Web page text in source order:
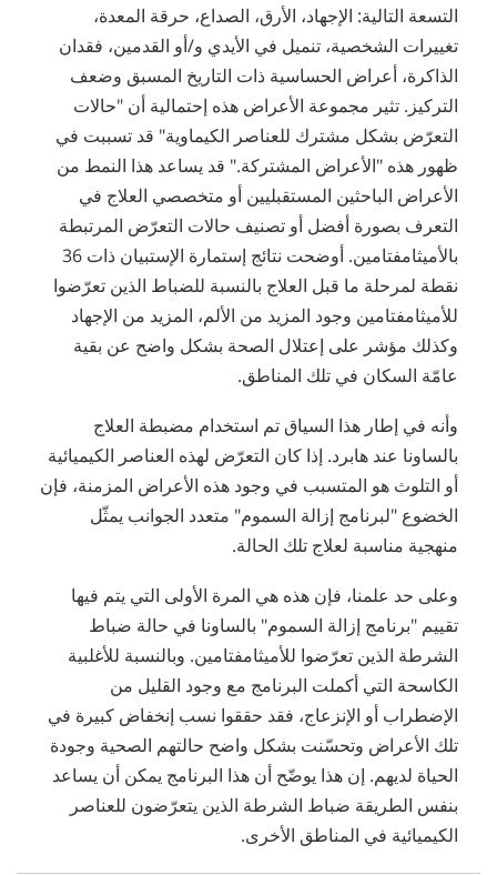
التسعة التالية: الإجهاد، الأرق، الصداع، حرقة المعدة،
تغييرات الشخصية، تنميل في الأيدي و/أو القدمين، فقدان
الذاكرة، أعراض الحساسية ذات التاريخ المسبق وضعف
التركيز. تثير مجموعة الأعراض هذه إحتمالية أن "حالات
التعرّض بشكل مشترك للعناصر الكيماوية" قد تسببت في
ظهور هذه "الأعراض المشتركة." قد يساعد هذا النمط من
الأعراض الباحثين المستقبليين أو متخصصي العلاج في
التعرف بصورة أفضل أو تصنيف حالات التعرّض المرتبطة
بالأميثامفتامين. أوضحت نتائج إستمارة الإستبيان ذات 36
نقطة لمرحلة ما قبل العلاج بالنسبة للضباط الذين تعرّضوا
للأميثامفتامين وجود المزيد من الألم، المزيد من الإجهاد
وكذلك مؤشر على إعتلال الصحة بشكل واضح عن بقية
عامّة السكان في تلك المناطق.
وأنه في إطار هذا السياق تم استخدام مضبطة العلاج
بالساونا عند هابرد. إذا كان التعرّض لهذه العناصر الكيميائية
أو التلوث هو المتسبب في وجود هذه الأعراض المزمنة، فإن
الخضوع "لبرنامج إزالة السموم" متعدد الجوانب يمثّل
منهجية مناسبة لعلاج تلك الحالة.
وعلى حد علمنا، فإن هذه هي المرة الأولى التي يتم فيها
تقييم "برنامج إزالة السموم" بالساونا في حالة ضباط
الشرطة الذين تعرّضوا للأميثامفتامين. وبالنسبة للأغلبية
الكاسحة التي أكملت البرنامج مع وجود القليل من
الإضطراب أو الإنزعاج، فقد حققوا نسب إنخفاض كبيرة في
تلك الأعراض وتحسّنت بشكل واضح حالتهم الصحية وجودة
الحياة لديهم. إن هذا يوضّح أن هذا البرنامج يمكن أن يساعد
بنفس الطريقة ضباط الشرطة الذين يتعرّضون للعناصر
الكيميائية في المناطق الأخرى.